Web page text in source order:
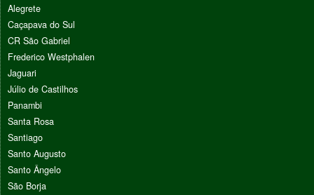
Alegrete
Caçapava do Sul
CR São Gabriel
Frederico Westphalen
Jaguari
Júlio de Castilhos
Panambi
Santa Rosa
Santiago
Santo Augusto
Santo Ângelo
São Borja